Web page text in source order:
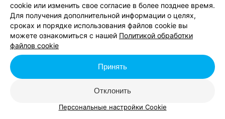
Brooklyn Live!
cookie или изменить свое согласие в более позднее время.
Для получения дополнительной информации о целях,
сроках и порядке использования файлов cookie вы
можете ознакомиться с нашей Политикой обработки
файлов cookie
Отклонить
Принять
Персональные настройки Cookie